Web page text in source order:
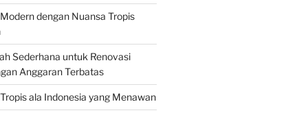
dengan Nuansa Tropis
Sederhana untuk Renovasi
Anggaran Terbatas
ala Indonesia yang Menawan